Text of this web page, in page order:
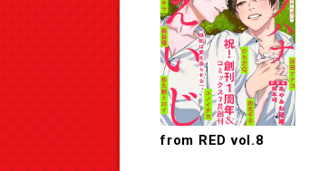
from RED vol.8